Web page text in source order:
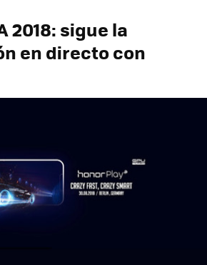
2018: sigue la
en directo con